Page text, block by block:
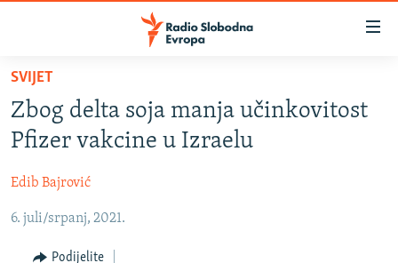
Pređite
glavni
sadržaj
na
navigaciju
Pređite
VIJESTI
BOSNA I HERCEGOVINA
KOSOVO
CRNA GORA
VIZUELNO
SVIJET
Zbog delta soja manja učinkovitost
Pfizer vakcine u Izraelu
Edib Bajrović
6. juli/srpanj, 2021.
Podijelite